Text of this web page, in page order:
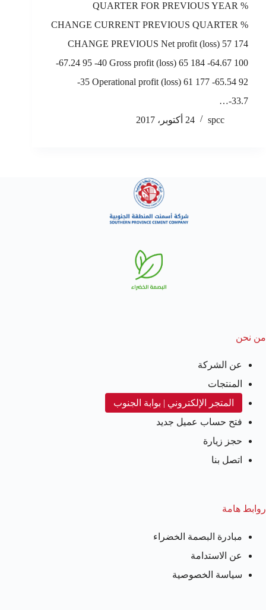
QUARTER FOR PREVIOUS YEAR %
CHANGE CURRENT PREVIOUS QUARTER %
CHANGE PREVIOUS Net profit (loss) 57 174
-67.24 95 -40 Gross profit (loss) 65 184 -64.67 100
-35 Operational profit (loss) 61 177 -65.54 92
-33.7…
spcc
24 أكتوبر، 2017
من نحن
عن الشركة
المنتجات
المتجر الإلكتروني | بوابة الجنوب
فتح حساب عميل جديد
حجز زيارة
اتصل بنا
روابط هامة
مبادرة البصمة الخضراء
عن الاستدامة
سياسة الخصوصية